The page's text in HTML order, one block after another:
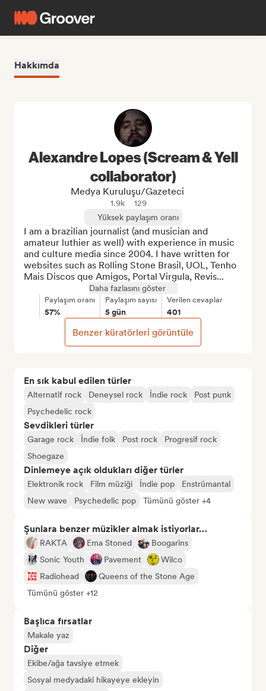
Hakkımda
En sık kabul edilen türler
Alternatif rock Deneysel rock İndie rock
Post punk
Psychedelic rock
Sevdikleri türler
Garage rock İndie folk Post rock
Progresif rock
Shoegaze
Dinlemeye açık oldukları diğer türler
Elektronik rock Film müziği İndie pop
Enstrümantal
New wave
Psychedelic pop Tümünü göster +4
Şunlara benzer müzikler almak istiyorlar…
RAKTA Ema Stoned
Boogarins
Sonic Youth
Pavement
Wilco
Radiohead
Queens of the Stone Age
Tümünü göster +12
Başlıca fırsatlar
Makale yaz
Diğer
Ekibe/ağa tavsiye etmek
Sosyal medyadaki hikayeye ekleyin
Alexandre Lopes (Scream & Yell
collaborator)
Medya Kuruluşu/Gazeteci
1.9k
129
Yüksek paylaşım oranı
I am a brazilian journalist (and musician and
amateur luthier as well) with experience in music
and culture media since 2004. I have written for
websites such as Rolling Stone Brasil, UOL, Tenho
Mais Discos que Amigos, Portal Virgula, Revis...
Daha fazlasını göster
Paylaşım oranı
57%
Paylaşım sayısı
5 gün
Verilen cevaplar
401
Benzer küratörleri görüntüle